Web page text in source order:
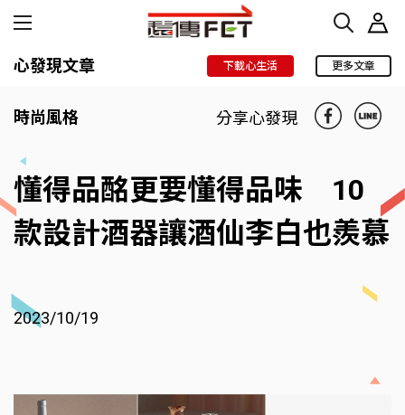
心發現文章 下載心生活 更多文章
時尚風格 分享心發現
懂得品酩更要懂得品味 10
款設計酒器讓酒仙李白也羨慕
2023/10/19